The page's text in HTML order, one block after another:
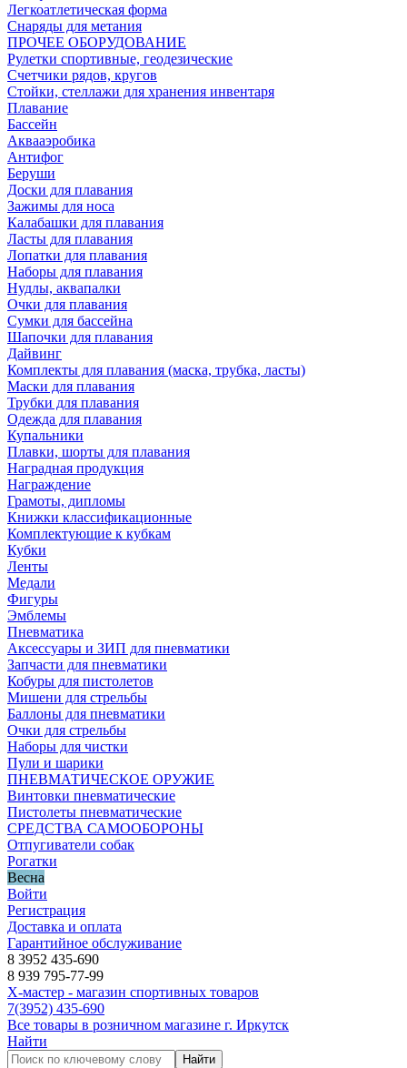
Легкоатлетическая форма
Снаряды для метания
ПРОЧЕЕ ОБОРУДОВАНИЕ
Рулетки спортивные, геодезические
Счетчики рядов, кругов
Стойки, стеллажи для хранения инвентаря
Плавание
Бассейн
Аквааэробика
Антифог
Беруши
Доски для плавания
Зажимы для носа
Калабашки для плавания
Ласты для плавания
Лопатки для плавания
Наборы для плавания
Нудлы, аквапалки
Очки для плавания
Сумки для бассейна
Шапочки для плавания
Дайвинг
Комплекты для плавания (маска, трубка, ласты)
Маски для плавания
Трубки для плавания
Одежда для плавания
Купальники
Плавки, шорты для плавания
Наградная продукция
Награждение
Грамоты, дипломы
Книжки классификационные
Комплектующие к кубкам
Кубки
Ленты
Медали
Фигуры
Эмблемы
Пневматика
Аксессуары и ЗИП для пневматики
Запчасти для пневматики
Кобуры для пистолетов
Мишени для стрельбы
Баллоны для пневматики
Очки для стрельбы
Наборы для чистки
Пули и шарики
ПНЕВМАТИЧЕСКОЕ ОРУЖИЕ
Винтовки пневматические
Пистолеты пневматические
СРЕДСТВА САМООБОРОНЫ
Отпугиватели собак
Рогатки
Весна
Войти
Регистрация
Доставка и оплата
Гарантийное обслуживание
8 3952 435-690
8 939 795-77-99
Х-мастер - магазин спортивных товаров
7(3952) 435-690
Все товары в розничном магазине г. Иркутск
Найти
Найти